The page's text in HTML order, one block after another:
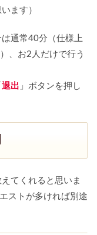
ます）
通常40分（仕様上
、お2人だけで行う
退出 」ボタンを押し
てくれると思いま
ストが多ければ別途